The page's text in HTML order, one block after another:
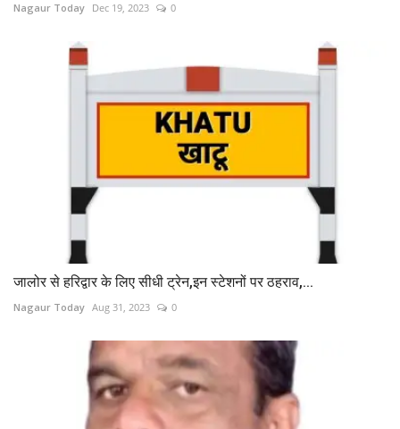
Nagaur Today Dec 19, 2023 0
जालोर से हरिद्वार के लिए सीधी ट्रेन,इन स्टेशनों पर ठहराव,...
Nagaur Today Aug 31, 2023 0